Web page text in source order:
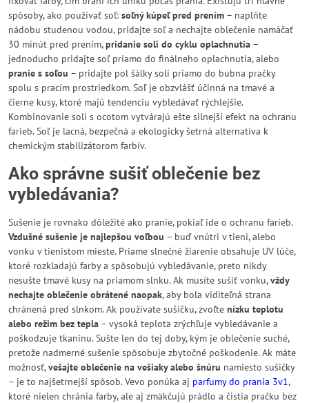
spôsoby, ako používať soľ: soľný kúpeľ pred prením – naplňte
nádobu studenou vodou, pridajte soľ a nechajte oblečenie namáčať
30 minút pred prením,pridanie soli do cyklu oplachnutia –
jednoducho pridajte soľ priamo do finálneho oplachnutia, alebo
pranie s soľou – pridajte pol šálky soli priamo do bubna pračky
spolu s pracím prostriedkom. Soľ je obzvlášť účinná na tmavé a
čierne kusy, ktoré majú tendenciu vybledávať rýchlejšie.
Kombinovanie soli s ocotom vytvárajú ešte silnejší efekt na ochranu
farieb. Soľ je lacná, bezpečná a ekologicky šetrná alternatíva k
chemickým stabilizátorom farbív.
Ako správne sušiť oblečenie bez
vybledávania?
Sušenie je rovnako dôležité ako pranie, pokiaľ ide o ochranu farieb.
Vzdušné sušenie je najlepšou voľbou – buď vnútri v tieni, alebo
vonku v tienistom mieste. Priame slnečné žiarenie obsahuje UV lúče,
ktoré rozkladajú farby a spôsobujú vybledávanie, preto nikdy
nesušte tmavé kusy na priamom slnku. Ak musíte sušiť vonku,vždy
nechajte oblečenie obrátené naopak, aby bola viditeľná strana
chránená pred slnkom. Ak používate sušičku, zvoľte nízku teplotu
alebo režim bez tepla – vysoká teplota zrýchľuje vybledávanie a
poškodzuje tkaninu. Sušte len do tej doby, kým je oblečenie suché,
pretože nadmerné sušenie spôsobuje zbytočné poškodenie. Ak máte
možnosť,vešajte oblečenie na vešiaky alebo šnúru namiesto sušičky
– je to najšetrnejší spôsob. Vevo ponúka aj parfumy do prania 3v1,
ktoré nielen chránia farby, ale aj zmäkčujú prádlo a čistia pračku bez